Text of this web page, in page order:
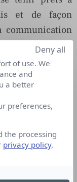
et de façon
communication
empreint de
toujours
de bon
que soient
en
Certaines sont
of use. We
and
a better
preferences,
the processing
privacy policy.
Deny all